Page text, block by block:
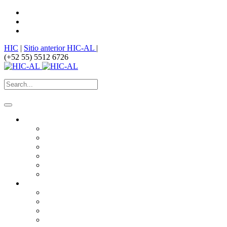
HIC | Sitio anterior HIC-AL |
(+52 55) 5512 6726